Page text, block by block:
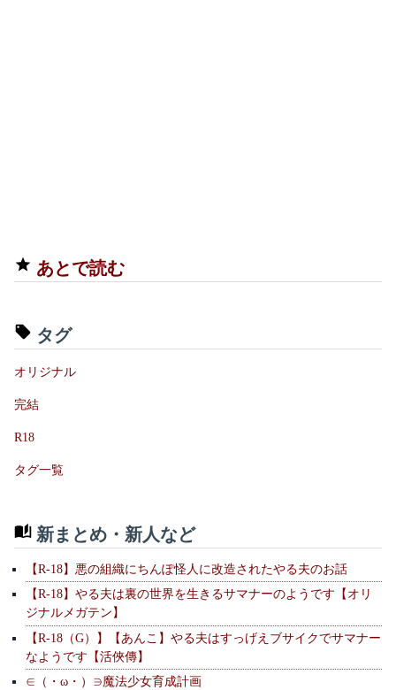
あとで読む
タグ
オリジナル
完結
R18
タグ一覧
新まとめ・新人など
【R-18】悪の組織にちんぽ怪人に改造されたやる夫のお話
【R-18】やる夫は裏の世界を生きるサマナーのようです【オリ
ジナルメガテン】
【R-18（G）】【あんこ】やる夫はすっげえブサイクでサマナー
なようです【活俠傳】
∈（・ω・）∋魔法少女育成計画